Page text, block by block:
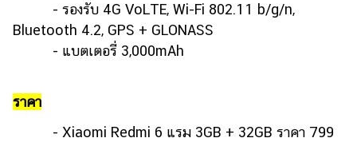
- รองรับ 4G VoLTE, Wi-Fi 802.11 b/g/n,
Bluetooth 4.2, GPS + GLONASS
- แบตเตอรี่ 3,000mAh
ราคา
- Xiaomi Redmi 6 แรม 3GB + 32GB ราคา 799